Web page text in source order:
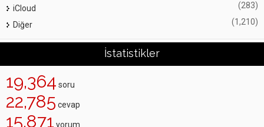
iCloud (283)
Diğer (1,210)
İstatistikler
19,364 soru
22,785 cevap
15,871 yorum